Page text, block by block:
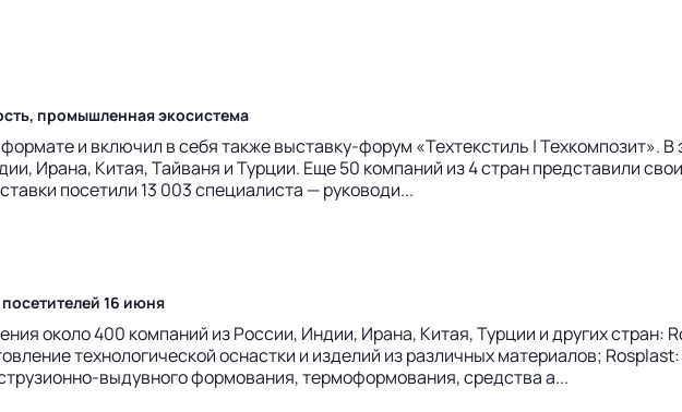
промышленная экосистема
и включил в себя также выставку-форум «Техтекстиль | Техкомпозит». В
Ирана, Китая, Тайваня и Турции. Еще 50 компаний из 4 стран представили
посетили 13 003 специалиста — руководи...
16 июня
около 400 компаний из России, Индии, Ирана, Китая, Турции и других
технологической оснастки и изделий из различных материалов;
выдувного формования, термоформования, средства а...